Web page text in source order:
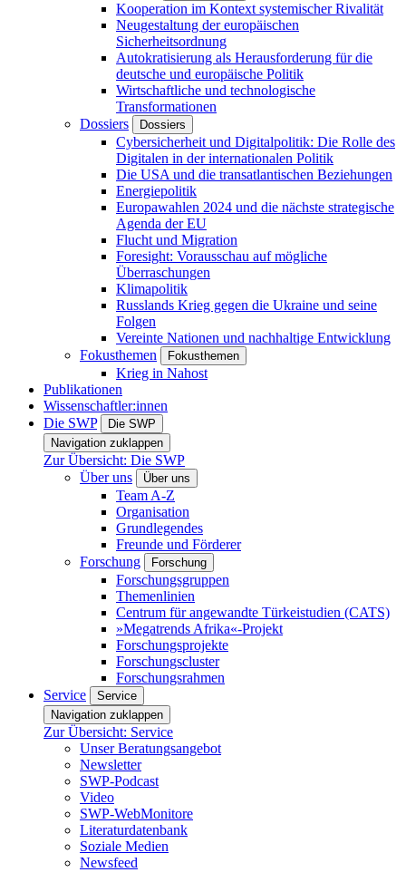
Kooperation im Kontext systemischer Rivalität
Neugestaltung der europäischen
Sicherheitsordnung
Autokratisierung als Herausforderung für die
deutsche und europäische Politik
Wirtschaftliche und technologische
Transformationen
Dossiers
Dossiers
Cybersicherheit und Digitalpolitik: Die Rolle des
Digitalen in der internationalen Politik
Die USA und die transatlantischen Beziehungen
Energiepolitik
Europawahlen 2024 und die nächste strategische
Agenda der EU
Flucht und Migration
Foresight: Vorausschau auf mögliche
Überraschungen
Klimapolitik
Russlands Krieg gegen die Ukraine und seine
Folgen
Vereinte Nationen und nachhaltige Entwicklung
Fokusthemen
Fokusthemen
Krieg in Nahost
Publikationen
Wissenschaftler:innen
Die SWP
Die SWP
Navigation zuklappen
Zur Übersicht: Die SWP
Über uns
Über uns
Team A-Z
Organisation
Grundlegendes
Freunde und Förderer
Forschung
Forschung
Forschungsgruppen
Themenlinien
Centrum für angewandte Türkeistudien (CATS)
»Megatrends Afrika«-Projekt
Forschungsprojekte
Forschungscluster
Forschungsrahmen
Service
Service
Navigation zuklappen
Zur Übersicht: Service
Unser Beratungsangebot
Newsletter
SWP-Podcast
Video
SWP-WebMonitore
Literaturdatenbank
Soziale Medien
Newsfeed